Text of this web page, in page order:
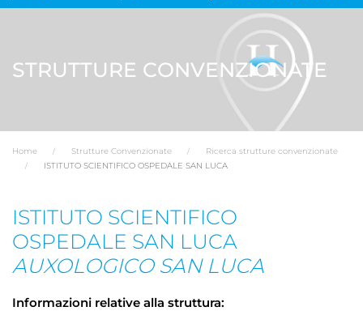
STRUTTURE CONVENZIONATE
Home Strutture Convenzionate
Ricerca strutture convenzionate
ISTITUTO SCIENTIFICO OSPEDALE SAN LUCA
ISTITUTO SCIENTIFICO
OSPEDALE SAN LUCA
AUXOLOGICO SAN LUCA
Informazioni relative alla struttura: